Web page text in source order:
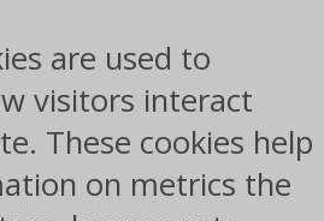
are used to
visitors interact
These cookies help
on metrics the